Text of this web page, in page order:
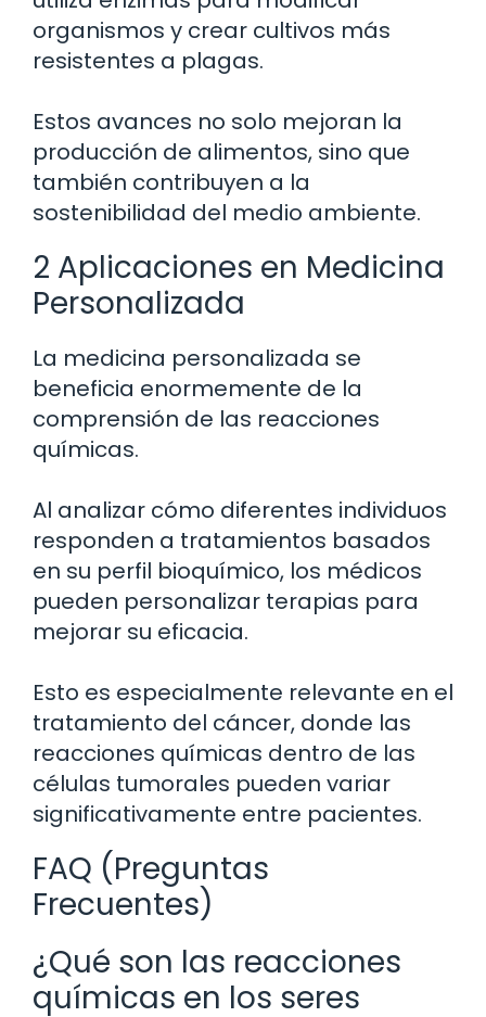
organismos y crear cultivos más
resistentes a plagas.
Estos avances no solo mejoran la
producción de alimentos, sino que
también contribuyen a la
sostenibilidad del medio ambiente.
2 Aplicaciones en Medicina
Personalizada
La medicina personalizada se
beneficia enormemente de la
comprensión de las reacciones
químicas.
Al analizar cómo diferentes individuos
responden a tratamientos basados
en su perfil bioquímico, los médicos
pueden personalizar terapias para
mejorar su eficacia.
Esto es especialmente relevante en el
tratamiento del cáncer, donde las
reacciones químicas dentro de las
células tumorales pueden variar
significativamente entre pacientes.
FAQ (Preguntas
Frecuentes)
¿Qué son las reacciones
químicas en los seres